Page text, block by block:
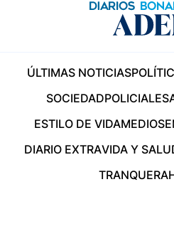
ÚLTIMAS NOTICIAS
SOCIEDADPOLICIALES
ESTILO DE VIDAMEDIOS
DIARIO EXTRAVIDA Y
TRANQUERA